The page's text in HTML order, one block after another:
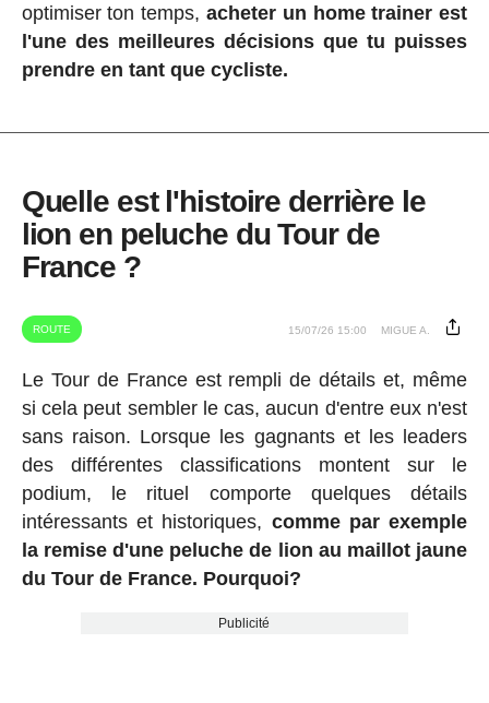
optimiser ton temps,acheter un home trainer est
l'une des meilleures décisions que tu puisses
prendre en tant que cycliste.
Quelle est l'histoire derrière le
lion en peluche du Tour de
France ?
ROUTE 15/07/26 15:00 MIGUE A.
Le Tour de France est rempli de détails et, même
si cela peut sembler le cas, aucun d'entre eux n'est
sans raison. Lorsque les gagnants et les leaders
des différentes classifications montent sur le
podium, le rituel comporte quelques détails
intéressants et historiques, comme par exemple
la remise d'une peluche de lion au maillot jaune
du Tour de France. Pourquoi?
Publicité